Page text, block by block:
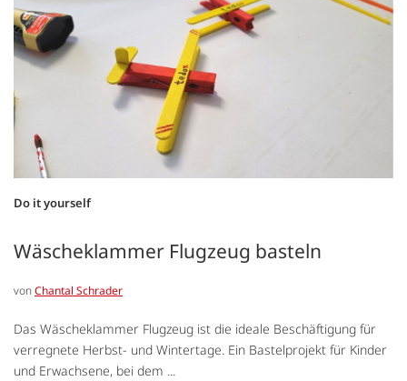
Do it yourself
Wäscheklammer Flugzeug basteln
vonChantal Schrader
Das Wäscheklammer Flugzeug ist die ideale Beschäftigung für
verregnete Herbst- und Wintertage. Ein Bastelprojekt für Kinder
und Erwachsene, bei dem ...